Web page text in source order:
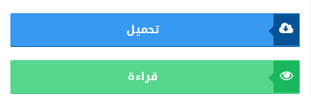
تحميل
قراءة